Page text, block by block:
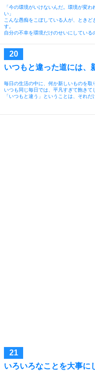
「今の環境がいけないんだ。環境が変
い」
こんな愚痴をこぼしている人が、ときど
す。
自分の不幸を環境だけのせいにしている
いつもと違った道には、
毎日の生活の中に、何か新しいものを取
いつも同じ毎日では、平凡すぎて飽きて
「いつもと違う」ということは、それだ
いろいろなことを大事に